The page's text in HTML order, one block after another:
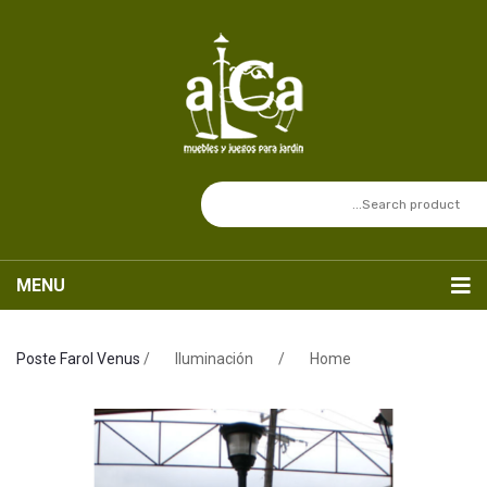
MENU
Catálogo
Sets de Mesas
SERVICIOS
Home
/
Iluminación
/